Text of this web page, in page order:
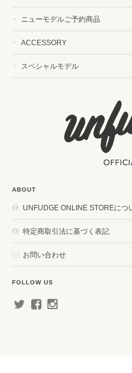
ニューモデルご予約商品
ACCESSORY
スペシャルモデル
ABOUT
UNFUDGE ONLINE STOREにつ
特定商取引法に基づく表記
お問い合わせ
FOLLOW US